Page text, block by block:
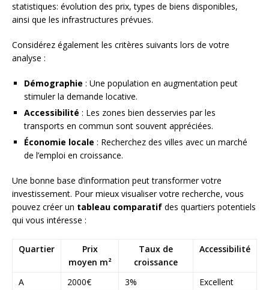
statistiques: évolution des prix, types de biens disponibles,
ainsi que les infrastructures prévues.
Considérez également les critères suivants lors de votre
analyse :
Démographie : Une population en augmentation peut
stimuler la demande locative.
Accessibilité : Les zones bien desservies par les
transports en commun sont souvent appréciées.
Économie locale : Recherchez des villes avec un marché
de l’emploi en croissance.
Une bonne base d’information peut transformer votre
investissement. Pour mieux visualiser votre recherche, vous
pouvez créer un tableau comparatif des quartiers potentiels
qui vous intéresse :
Quartier
Prix
moyen m²
Taux de
croissance
Accessibilité
A 2000€ 3%
Excellent